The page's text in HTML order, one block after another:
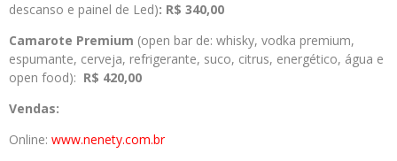
descanso e painel de Led): R$ 340,00
Camarote Premium (open bar de: whisky, vodka premium,
espumante, cerveja, refrigerante, suco, citrus, energético, água e
open food): R$ 420,00
Vendas:
Online: www.nenety.com.br